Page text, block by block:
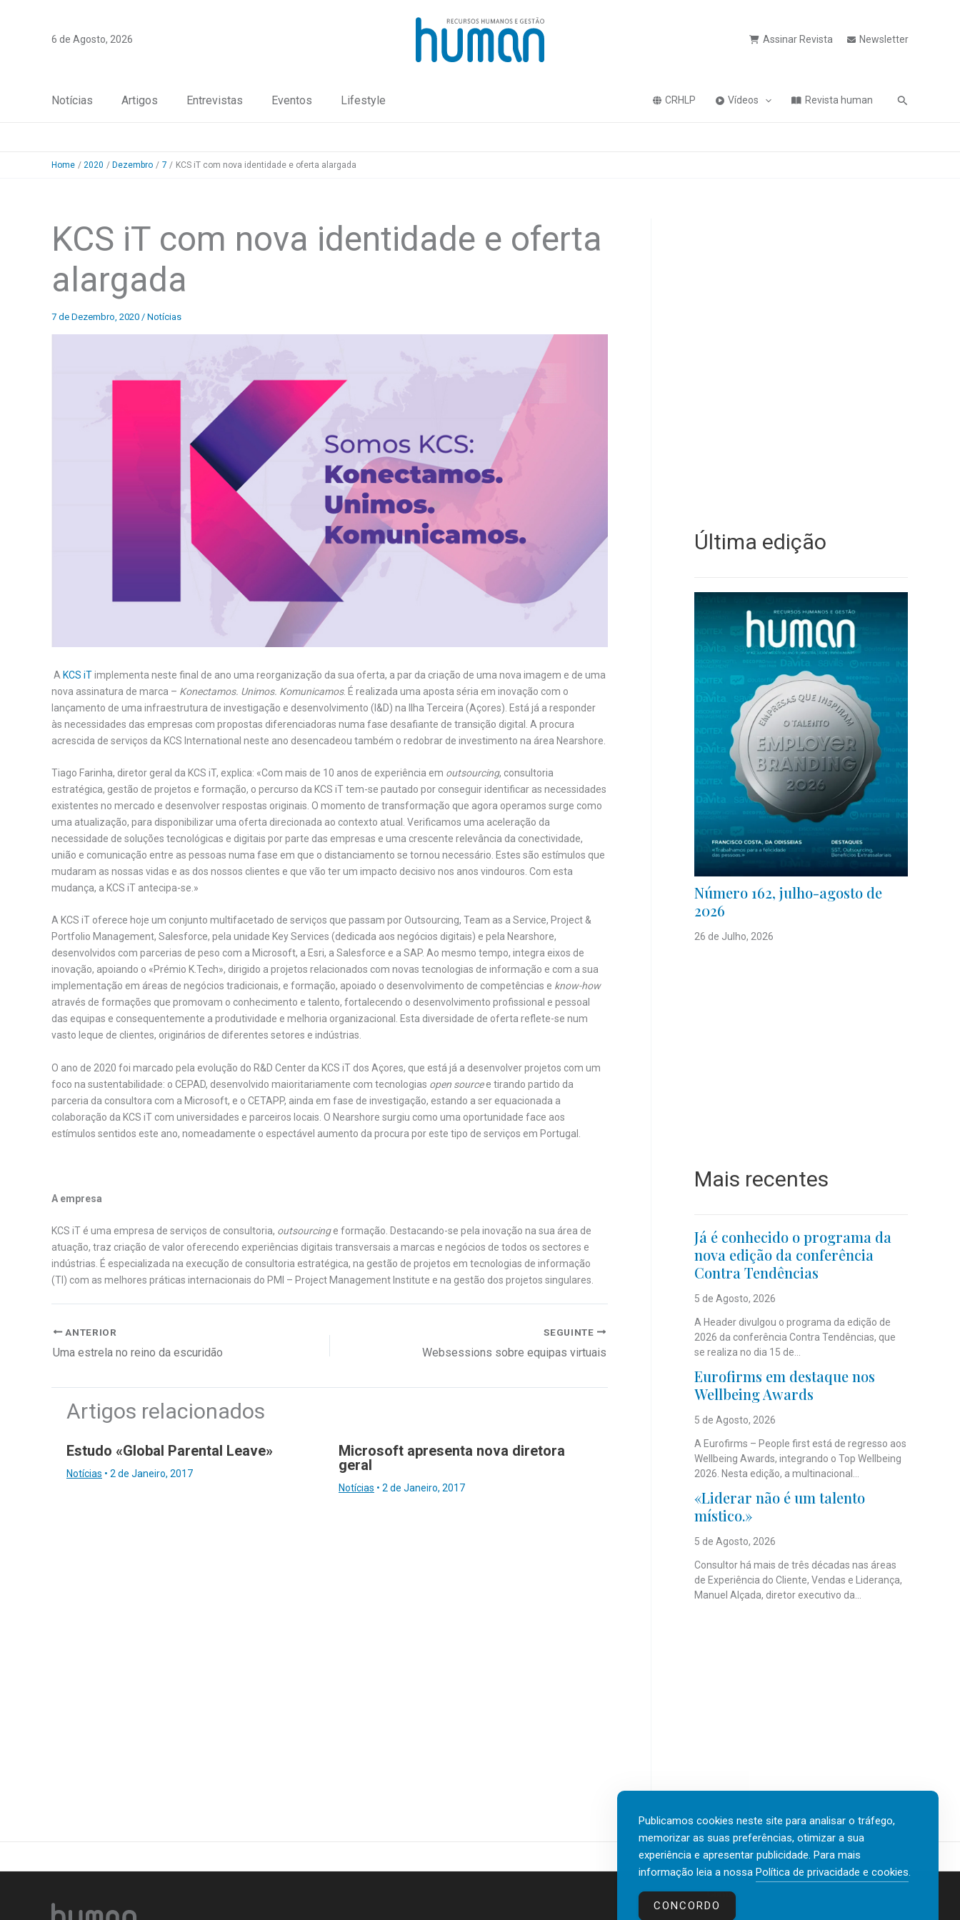
6 de Agosto, 2026 Assinar Revista Newsletter
Notícias Artigos Entrevistas Eventos Lifestyle CRHLP Vídeos Revista human Pesquisa
Home 2020 Dezembro 7 KCS iT com nova identidade e oferta alargada
KCS iT com nova identidade e oferta
alargada
7 de Dezembro, 2020 / Notícias
A KCS iTimplementa neste final de ano uma reorganização da sua oferta, a par da criação de uma nova imagem e de uma
nova assinatura de marca – Konectamos. Unimos. Komunicamos. É realizada uma aposta séria em inovação com o
lançamento de uma infraestrutura de investigação e desenvolvimento (I&D) na Ilha Terceira (Açores). Está já a responder
às necessidades das empresas com propostas diferenciadoras numa fase desafiante de transição digital. A procura
acrescida de serviços da KCS International neste ano desencadeou também o redobrar de investimento na área Nearshore.
Tiago Farinha, diretor geral da KCS iT, explica: «Com mais de 10 anos de experiência em outsourcing, consultoria
estratégica, gestão de projetos e formação, o percurso da KCS iT tem-se pautado por conseguir identificar as necessidades
existentes no mercado e desenvolver respostas originais. O momento de transformação que agora operamos surge como
uma atualização, para disponibilizar uma oferta direcionada ao contexto atual. Verificamos uma aceleração da
necessidade de soluções tecnológicas e digitais por parte das empresas e uma crescente relevância da conectividade,
união e comunicação entre as pessoas numa fase em que o distanciamento se tornou necessário. Estes são estímulos que
mudaram as nossas vidas e as dos nossos clientes e que vão ter um impacto decisivo nos anos vindouros. Com esta
mudança, a KCS iT antecipa-se.»
A KCS iT oferece hoje um conjunto multifacetado de serviços que passam por Outsourcing, Team as a Service, Project &
Portfolio Management, Salesforce, pela unidade Key Services (dedicada aos negócios digitais) e pela Nearshore,
desenvolvidos com parcerias de peso com a Microsoft, a Esri, a Salesforce e a SAP. Ao mesmo tempo, integra eixos de
inovação, apoiando o «Prémio K.Tech», dirigido a projetos relacionados com novas tecnologias de informação e com a sua
implementação em áreas de negócios tradicionais, e formação, apoiado o desenvolvimento de competências e know-how
através de formações que promovam o conhecimento e talento, fortalecendo o desenvolvimento profissional e pessoal
das equipas e consequentemente a produtividade e melhoria organizacional. Esta diversidade de oferta reflete-se num
vasto leque de clientes, originários de diferentes setores e indústrias.
O ano de 2020 foi marcado pela evolução do R&D Center da KCS iT dos Açores, que está já a desenvolver projetos com um
foco na sustentabilidade: o CEPAD, desenvolvido maioritariamente com tecnologias open sourcee tirando partido da
parceria da consultora com a Microsoft, e o CETAPP, ainda em fase de investigação, estando a ser equacionada a
colaboração da KCS iT com universidades e parceiros locais. O Nearshore surgiu como uma oportunidade face aos
estímulos sentidos este ano, nomeadamente o espectável aumento da procura por este tipo de serviços em Portugal.
A empresa
KCS iT é uma empresa de serviços de consultoria, outsourcinge formação. Destacando-se pela inovação na sua área de
atuação, traz criação de valor oferecendo experiências digitais transversais a marcas e negócios de todos os sectores e
indústrias. É especializada na execução de consultoria estratégica, na gestão de projetos em tecnologias de informação
(TI) com as melhores práticas internacionais do PMI – Project Management Institute e na gestão dos projetos singulares.
ANTERIOR
Uma estrela no reino da escuridão
SEGUINTE
Websessions sobre equipas virtuais
Artigos relacionados
Estudo «Global Parental Leave»
Notícias • 2 de Janeiro, 2017
Microsoft apresenta nova diretora
geral
Notícias • 2 de Janeiro, 2017
Última edição
Número 162, julho-agosto de
2026
26 de Julho, 2026
Mais recentes
Já é conhecido o programa da
nova edição da conferência
Contra Tendências
5 de Agosto, 2026
A Header divulgou o programa da edição de
2026 da conferência Contra Tendências, que
se realiza no dia 15 de...
Eurofirms em destaque nos
Wellbeing Awards
5 de Agosto, 2026
A Eurofirms – People first está de regresso aos
Wellbeing Awards, integrando o Top Wellbeing
2026. Nesta edição, a multinacional...
«Liderar não é um talento
místico.»
5 de Agosto, 2026
Consultor há mais de três décadas nas áreas
de Experiência do Cliente, Vendas e Liderança,
Manuel Alçada, diretor executivo da...
Contactos
Publicamos cookies neste site para analisar o tráfego,
memorizar as suas preferências, otimizar a sua
experiência e apresentar publicidade. Para mais
informação leia a nossa Política de privacidade e cookies.
CONCORDO